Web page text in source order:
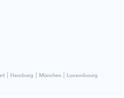
Hamburg München Luxembourg